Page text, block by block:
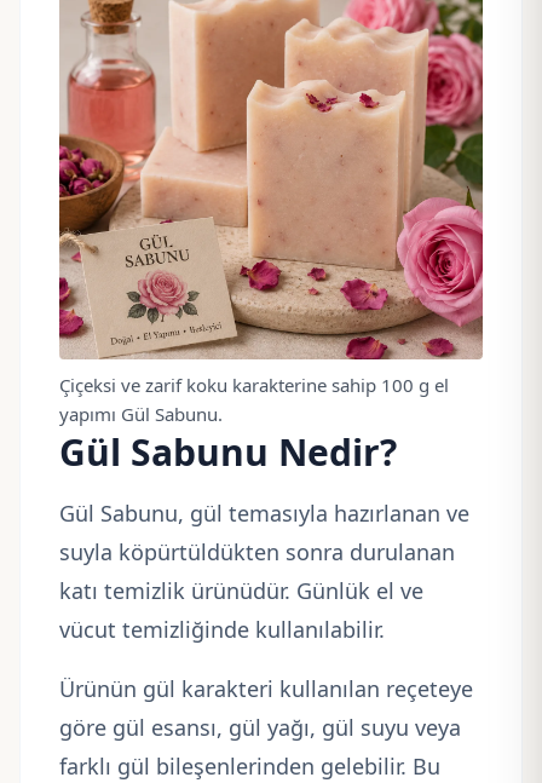
Çiçeksi ve zarif koku karakterine sahip 100 g el
yapımı Gül Sabunu.
Gül Sabunu Nedir?
Gül Sabunu, gül temasıyla hazırlanan ve
suyla köpürtüldükten sonra durulanan
katı temizlik ürünüdür. Günlük el ve
vücut temizliğinde kullanılabilir.
Ürünün gül karakteri kullanılan reçeteye
göre gül esansı, gül yağı, gül suyu veya
farklı gül bileşenlerinden gelebilir. Bu